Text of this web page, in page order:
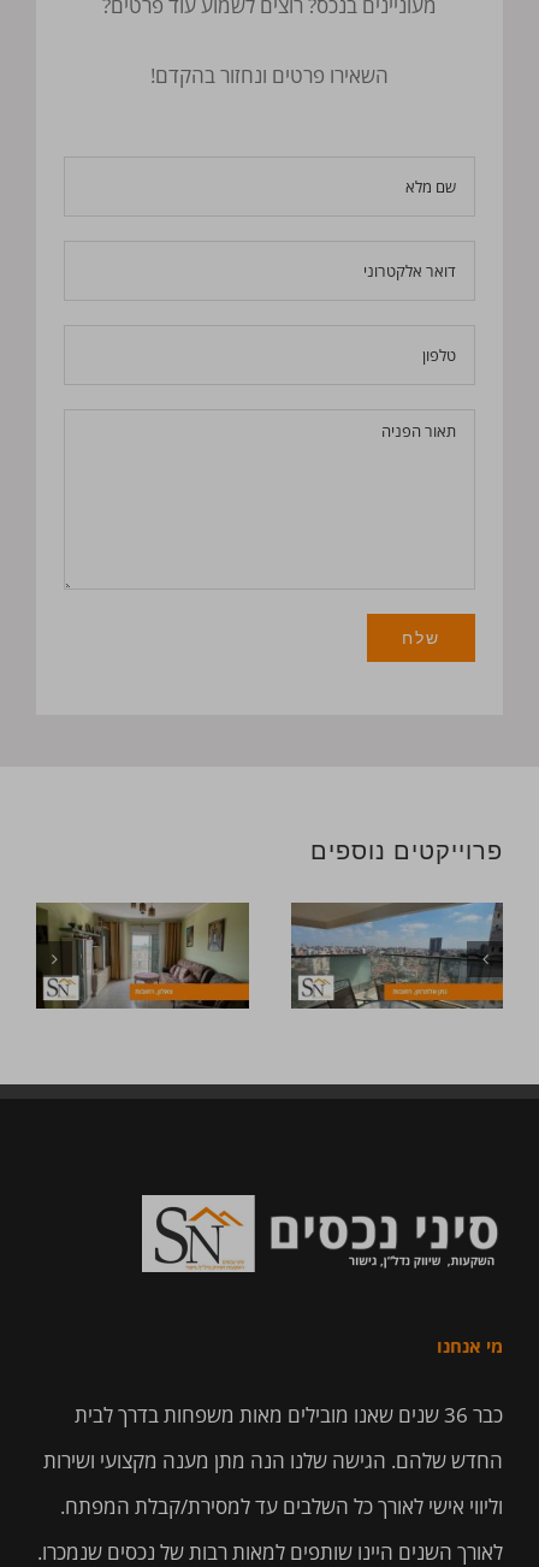
השאירו פרטים ונחזור בהקדם!
פרוייקטים נוספים
מי אנחנו
כבר 36 שנים שאנו מובילים מאות משפחות בדרך לבית
החדש שלהם. הגישה שלנו הנה מתן מענה מקצועי ושירות
וליווי אישי לאורך כל השלבים עד למסירת/קבלת המפתח.
לאורך השנים היינו שותפים למאות רבות של נכסים שנמכרו.